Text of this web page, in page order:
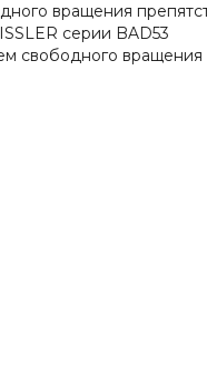
вращения
серии BAD53
свободного вращения